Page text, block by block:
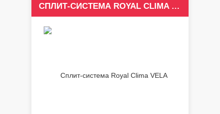
СПЛИТ-СИСТЕМА ROYAL CLIMA VELA CHROME RC-V58HN